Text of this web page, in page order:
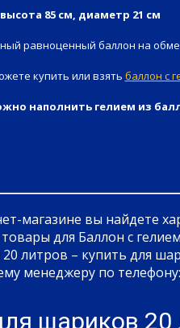
85 см, диаметр 21 см
равноценный баллон на
купить или взять баллон с
наполнить гелием из
магазине вы найдете
для Баллон с
20 литров – купить для
менеджеру по телефону:
шариков 20